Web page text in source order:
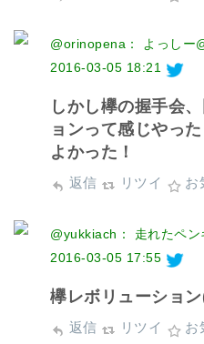
@orinopena： よっしー
2016-03-05 18:21
しかし欅の握手会
ョンって感じやっ
よかった！
返信 リツイ お
@yukkiach： 走れたペ
2016-03-05 17:55
欅レボリューショ
返信 リツイ お